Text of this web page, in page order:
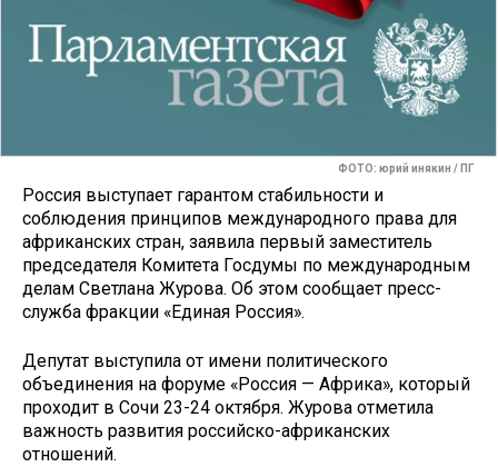
ФОТО: юрий инякин / ПГ
Россия выступает гарантом стабильности и
соблюдения принципов международного права для
африканских стран, заявила первый заместитель
председателя Комитета Госдумы по международным
делам Светлана Журова. Об этом сообщает пресс-
служба фракции «Единая Россия».
Депутат выступила от имени политического
объединения на форуме «Россия — Африка», который
проходит в Сочи 23-24 октября. Журова отметила
важность развития российско-африканских
отношений.